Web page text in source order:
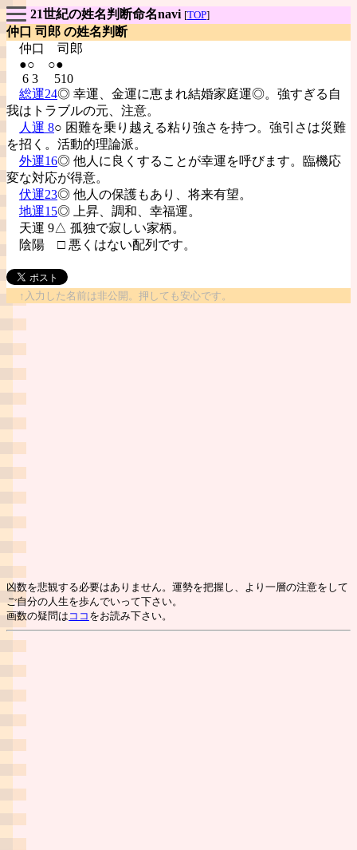
21世紀の姓名判断命名navi [TOP]
仲口 司郎 の姓名判断
仲口 司郎
●○ ○●
6 3 510
総運24◎ 幸運、金運に恵まれ結婚家庭運◎。強すぎる自
我はトラブルの元、注意。
人運 8○ 困難を乗り越える粘り強さを持つ。強引さは災難
を招く。活動的理論派。
外運16◎ 他人に良くすることが幸運を呼びます。臨機応
変な対応が得意。
伏運23◎ 他人の保護もあり、将来有望。
地運15◎ 上昇、調和、幸福運。
天運 9△ 孤独で寂しい家柄。
陰陽 □ 悪くはない配列です。
↑入力した名前は非公開。押しても安心です。
凶数を悲観する必要はありません。運勢を把握し、より一層の注意をして
ご自分の人生を歩んでいって下さい。
画数の疑問は ココ をお読み下さい。